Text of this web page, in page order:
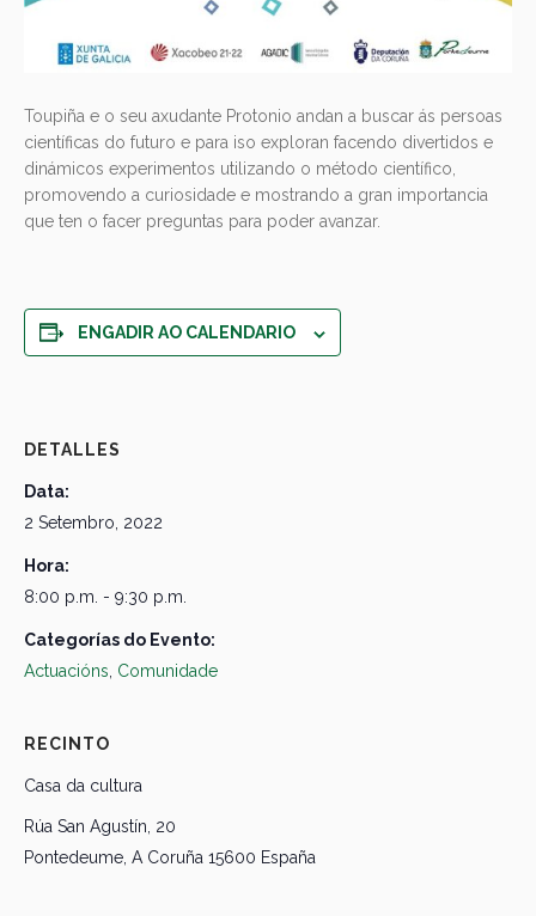
Toupiña e o seu axudante Protonio andan a buscar ás persoas
científicas do futuro e para iso exploran facendo divertidos e
dinámicos experimentos utilizando o método científico,
promovendo a curiosidade e mostrando a gran importancia
que ten o facer preguntas para poder avanzar.
ENGADIR AO CALENDARIO
DETALLES
Data:
2 Setembro, 2022
Hora:
8:00 p.m. - 9:30 p.m.
Categorías do Evento:
Actuacións, Comunidade
RECINTO
Casa da cultura
Rúa San Agustín, 20
Pontedeume, A Coruña 15600 España